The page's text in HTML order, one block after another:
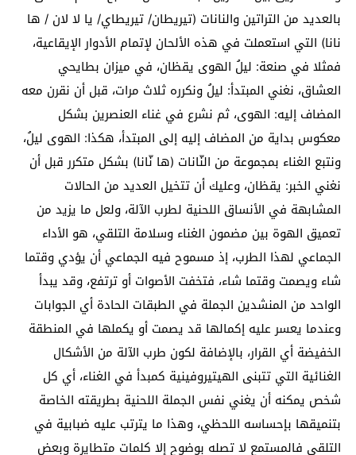
بالعديد من التراتين والنانات (تيريطان/ تيريطاي/ يا لا لان / ها
نانا) التي استعملت في هذه الألحان لإتمام الأدوار الإيقاعية،
فمثلا في صنعة: ليلُ الهوى يقظان، في ميزان بطايحي
العشاق، نغني المبتدأ: ليلُ ونكرره ثلاث مرات، قبل أن نقرن معه
المضاف إليه: الهوى، ثم نشرع في غناء العنصرين بشكل
معكوس بداية من المضاف إليه إلى المبتدأ، هكذا: الهوى ليلُ،
ونتبع الغناء بمجموعة من النّانات (ها نّانا) بشكل متكرر قبل أن
نغني الخبر: يقظان، وعليك أن تتخيل العديد من الحالات
المشابهة في الأنساق اللحنية لطرب الآلة، ولعل ما يزيد من
تعميق الهوة بين مضمون الغناء وسلامة التلقي، هو الأداء
الجماعي لهذا الطرب، إذ مسموح فيه الجماعي أن يؤدي وقتما
شاء ويصمت وقتما شاء، فتخفت الأصوات أو ترتفع، وقد يبدأ
الواحد من المنشدين الجملة في الطبقات الحادة أي الجوابات
وعندما يعسر عليه إكمالها قد يصمت أو يكملها في المنطقة
الخفيضة أي القرار، بالإضافة لكون طرب الآلة من الأشكال
الغنائية التي تتبنى الهيتيروفينية كمبدأ في الغناء، أي كل
شخص يمكنه أن يغني نفس الجملة اللحنية بطريقته الخاصة
بتنميقها بإحساسه اللحظي، وهذا ما يترتب عليه ضبابية في
التلقي فالمستمع لا تصله بوضوح إلا كلمات متطايرة وبعض